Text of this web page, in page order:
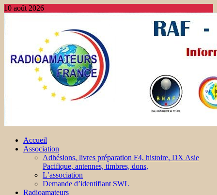
10 août 2026
Accueil
Association
Adhésions, livres préparation F4, histoire, DX Asie
Pacifique, antennes, timbres, dons,
L’association
Demande d’identifiant SWL
Radioamateurs